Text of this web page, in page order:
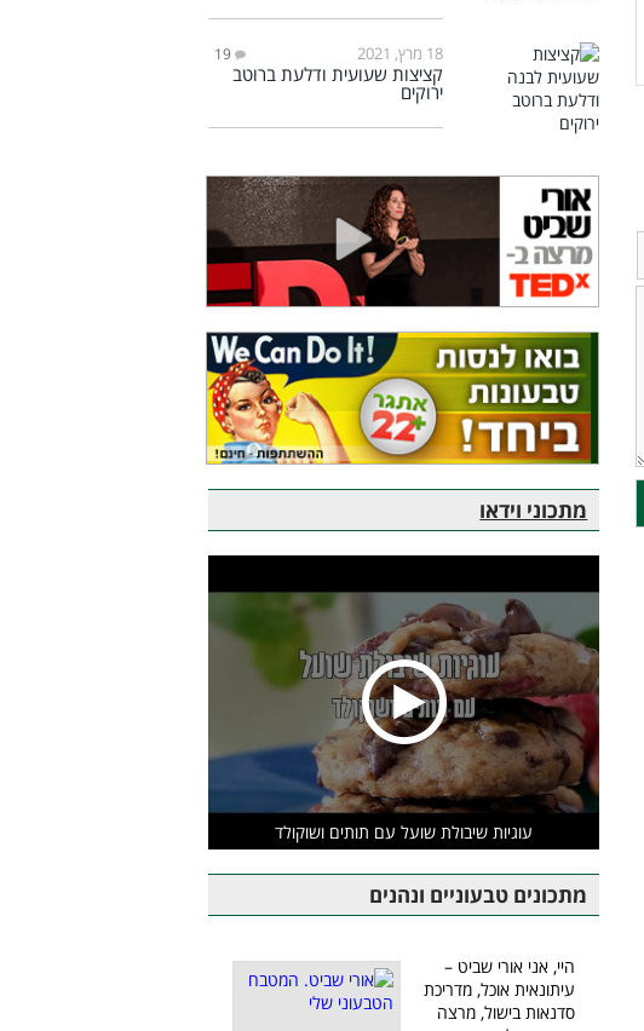
18 מרץ, 2021 19
קציצות שעועית ודלעת ברוטב
ירוקים
מתכוני וידאו
עוגיות שיבולת שועל עם תותים ושוקולד
מתכונים טבעוניים ונהנים
היי, אני אורי שביט –
עיתונאית אוכל, מדריכת
סדנאות בישול, מרצה